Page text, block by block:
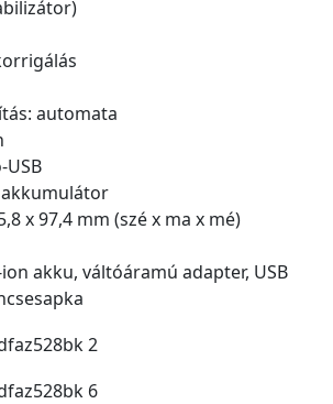
automata
x 97,4 mm (szé x ma x mé)
akku, váltóáramú adapter, USB